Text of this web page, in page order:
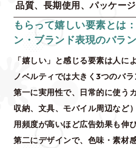
品質、長期使用、パッケージ
もらって嬉しい要素とは
ン・ブランド表現のバラ
「嬉しい」と感じる要素は人に
ノベルティでは大きく3つのバラ
第一に実用性で、日常的に使う
収納、文具、モバイル周辺など
用頻度が高いほど広告効果も伸び
第二にデザインで、色味・素材